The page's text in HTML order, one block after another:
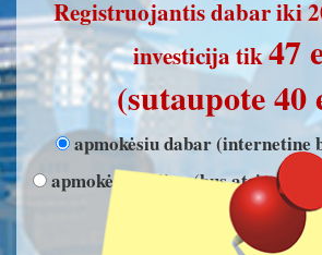
Registruojantis dabar iki
investicija tik47
(sutaupote 40
apmokėsiu dabar (internetine
apmokėsiu vėliau (bus atsiųsta